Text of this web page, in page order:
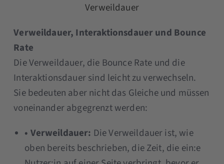
Verweildauer
Verweildauer, Interaktionsdauer und Bounce
Rate
Die Verweildauer, die Bounce Rate und die
Interaktionsdauer sind leicht zu verwechseln.
Sie bedeuten aber nicht das Gleiche und müssen
voneinander abgegrenzt werden:
• Verweildauer: Die Verweildauer ist, wie
oben bereits beschrieben, die Zeit, die ein:e